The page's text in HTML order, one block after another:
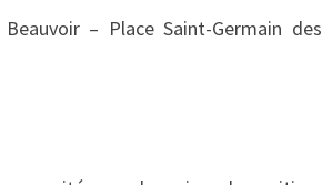
– Place Saint-Germain